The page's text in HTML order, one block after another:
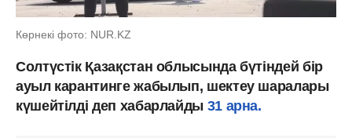
Көрнекі фото: NUR.KZ
Солтүстік Қазақстан облысында бүтіндей бір
ауыл карантинге жабылып, шектеу шаралары
күшейтілді деп хабарлайды 31 арна.